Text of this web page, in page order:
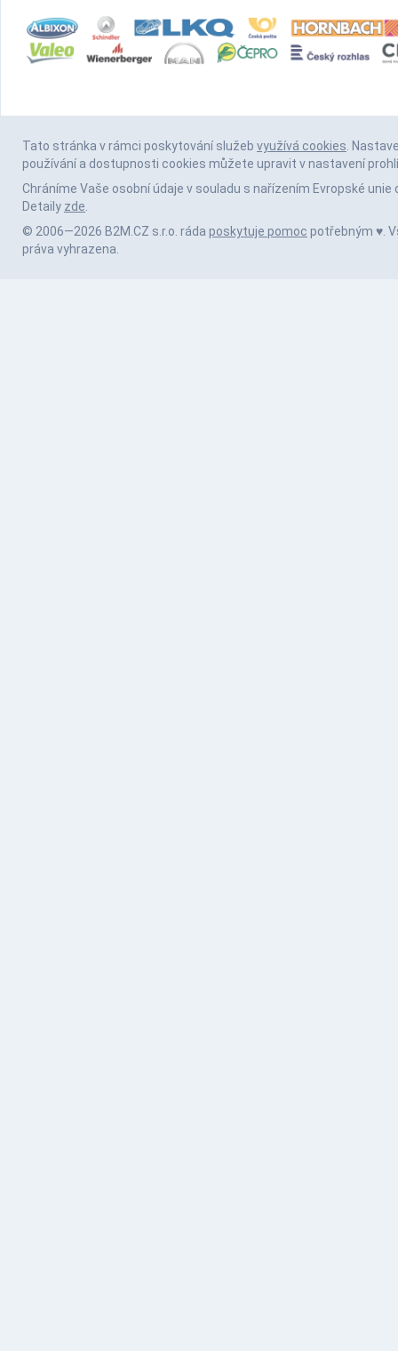
Tato stránka v rámci poskytování služeb využívá cookies.
používání a dostupnosti cookies můžete upravit v nastavení
Chráníme Vaše osobní údaje v souladu s nařízením Evropské unie
Detaily zde.
© 2006—2026 B2M.CZ s.r.o. ráda poskytuje pomoc potřebným ♥️.
práva vyhrazena.